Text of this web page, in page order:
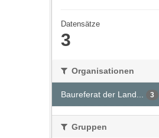
Datensätze
3
Organisationen
Baureferat der Land... 3
Gruppen